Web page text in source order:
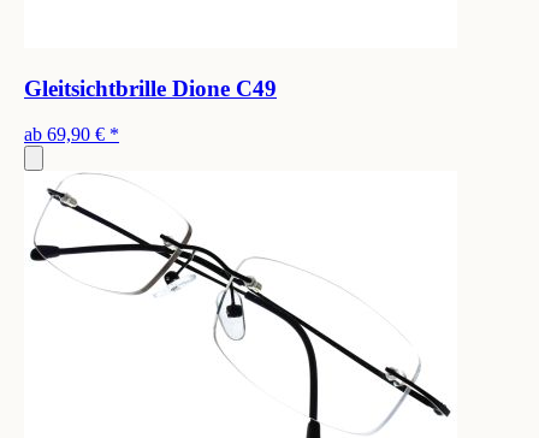
Gleitsichtbrille Dione C49
ab 69,90 € *